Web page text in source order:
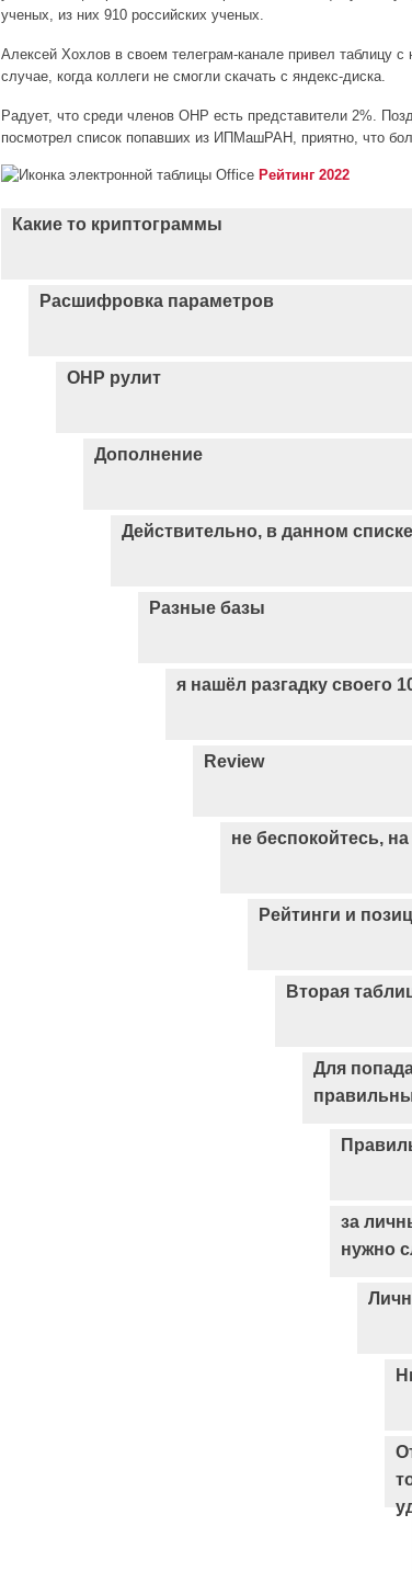
ученых, из них 910 российских ученых.
Алексей Хохлов в своем телеграм-канале привел таблицу
случае, когда коллеги не смогли скачать с яндекс-диска.
Радует, что среди членов ОНР есть представители 2%.
посмотрел список попавших из ИПМашРАН, приятно, что
Рейтинг 2022
Какие то криптограммы
Расшифровка параметров
ОНР рулит
Дополнение
Действительно, в данном
Разные базы
я нашёл разгадку своего
Review
не беспокойтесь,
Рейтинги и
Вторая
Для
за
нужно